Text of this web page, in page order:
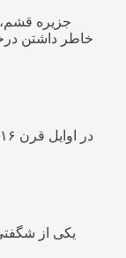
جزیره قشم،